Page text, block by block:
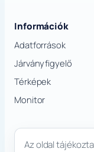
Információk
Adatforrások
Járványfigyelő
Térképek
Monitor
Az oldal